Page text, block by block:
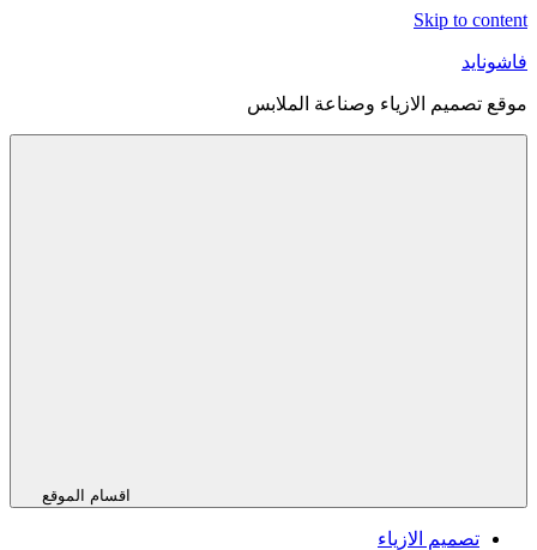
Skip to content
فاشونايد
موقع تصميم الازياء وصناعة الملابس
اقسام الموقع
تصميم الازياء